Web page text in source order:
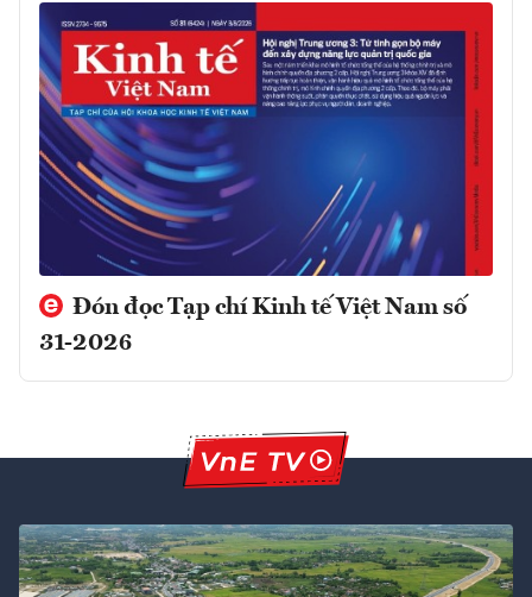
Đón đọc Tạp chí Kinh tế Việt Nam số
31-2026